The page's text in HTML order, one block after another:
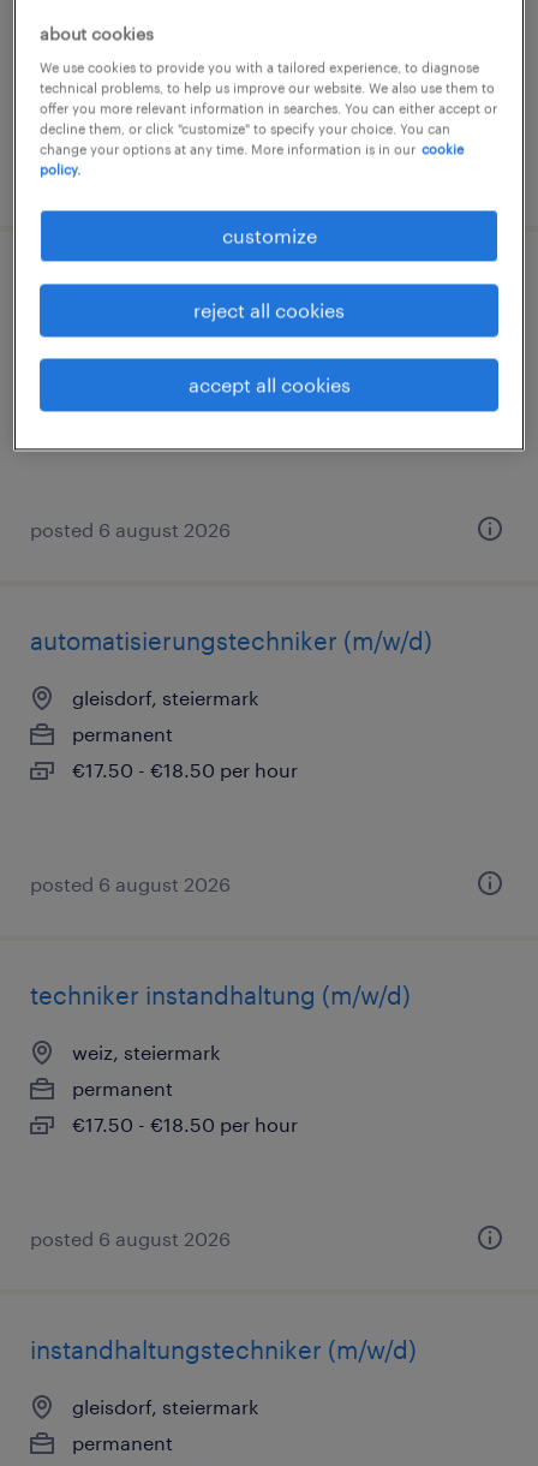
hartberg, steiermark
permanent
€2,319 per month
posted 6 august 2026
verpackungshelfer (m/w/d)
hartberg, steiermark
€2,319 per month
posted 6 august 2026
automatisierungstechniker (m/w/d)
gleisdorf, steiermark
permanent
€17.50 - €18.50 per hour
posted 6 august 2026
techniker instandhaltung (m/w/d)
weiz, steiermark
permanent
€17.50 - €18.50 per hour
posted 6 august 2026
instandhaltungstechniker (m/w/d)
gleisdorf, steiermark
permanent
about cookies
We use cookies to provide you with a tailored experience, to diagnose
technical problems, to help us improve our website. We also use them to
offer you more relevant information in searches. You can either accept or
decline them, or click "customize" to specify your choice. You can
change your options at any time. More information is in our cookie
policy.
customize
reject all cookies
accept all cookies